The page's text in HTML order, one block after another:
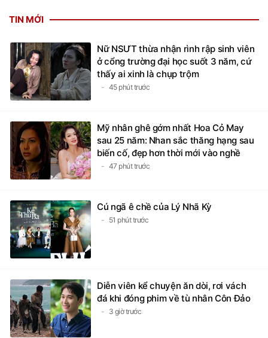
TIN MỚI
Nữ NSƯT thừa nhận rình rập sinh viên
ở cổng trường đại học suốt 3 năm, cứ
thấy ai xinh là chụp trộm
45 phút trước
Mỹ nhân ghê gớm nhất Hoa Cỏ May
sau 25 năm: Nhan sắc thăng hạng sau
biến cố, đẹp hơn thời mới vào nghề
47 phút trước
Cú ngã ê chề của Lý Nhã Kỳ
51 phút trước
Diễn viên kể chuyện ăn dòi, rơi vách
đá khi đóng phim về tù nhân Côn Đảo
3 giờ trước